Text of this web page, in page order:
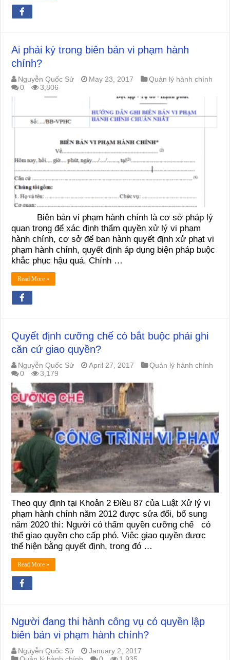
Ai phải ký trong biên bản vi phạm hành
chính?
Nguyễn Quốc Sử May 23, 2017
Quản lý hành chính
0
3,806
Biên bản vi phạm hành chính là cơ sở pháp lý
quan trọng để xác định thẩm quyền xử lý vi phạm
hành chính, cơ sở để ban hành quyết định xử phạt vi
phạm hành chính, quyết định áp dụng biện pháp buộc
khắc phục hậu quả. Chính …
Read More »
Quyết định cưỡng chế có bắt buộc phải ghi
căn cứ giao quyền?
Nguyễn Quốc Sử April 27, 2017
Quản lý hành chính
0
3,179
Theo quy định tại Khoản 2 Điều 87 của Luật Xử lý vi
phạm hành chính năm 2012 được sửa đổi, bổ sung
năm 2020 thì: Người có thẩm quyền cưỡng chế có
thể giao quyền cho cấp phó. Việc giao quyền được
thể hiện bằng quyết định, trong đó …
Read More »
Người đang thi hành công vụ có quyền lập
biên bản vi phạm hành chính?
Nguyễn Quốc Sử
January 2, 2017